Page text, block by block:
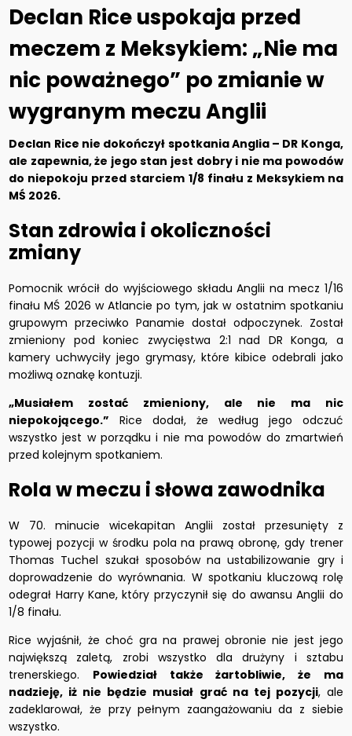
Declan Rice uspokaja przed
meczem z Meksykiem: „Nie ma
nic poważnego” po zmianie w
wygranym meczu Anglii
Declan Rice nie dokończył spotkania Anglia – DR Konga,
ale zapewnia, że jego stan jest dobry i nie ma powodów
do niepokoju przed starciem 1/8 finału z Meksykiem na
MŚ 2026.
Stan zdrowia i okoliczności
zmiany
Pomocnik wrócił do wyjściowego składu Anglii na mecz 1/16
finału MŚ 2026 w Atlancie po tym, jak w ostatnim spotkaniu
grupowym przeciwko Panamie dostał odpoczynek. Został
zmieniony pod koniec zwycięstwa 2:1 nad DR Konga, a
kamery uchwyciły jego grymasy, które kibice odebrali jako
możliwą oznakę kontuzji.
„Musiałem zostać zmieniony, ale nie ma nic
niepokojącego.” Rice dodał, że według jego odczuć
wszystko jest w porządku i nie ma powodów do zmartwień
przed kolejnym spotkaniem.
Rola w meczu i słowa zawodnika
W 70. minucie wicekapitan Anglii został przesunięty z
typowej pozycji w środku pola na prawą obronę, gdy trener
Thomas Tuchel szukał sposobów na ustabilizowanie gry i
doprowadzenie do wyrównania. W spotkaniu kluczową rolę
odegrał Harry Kane, który przyczynił się do awansu Anglii do
1/8 finału.
Rice wyjaśnił, że choć gra na prawej obronie nie jest jego
największą zaletą, zrobi wszystko dla drużyny i sztabu
trenerskiego. Powiedział także żartobliwie, że ma
nadzieję, iż nie będzie musiał grać na tej pozycji, ale
zadeklarował, że przy pełnym zaangażowaniu da z siebie
wszystko.